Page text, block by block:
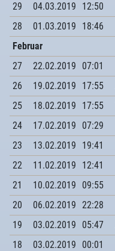
29
04.03.2019 12:50
28
01.03.2019 18:46
Februar
27
22.02.2019 07:01
26
19.02.2019 17:55
25
18.02.2019 17:55
24
17.02.2019 07:29
23
13.02.2019 19:41
22
11.02.2019 12:41
21
10.02.2019 09:55
20
06.02.2019 22:28
19
03.02.2019 05:47
18
03.02.2019 00:01